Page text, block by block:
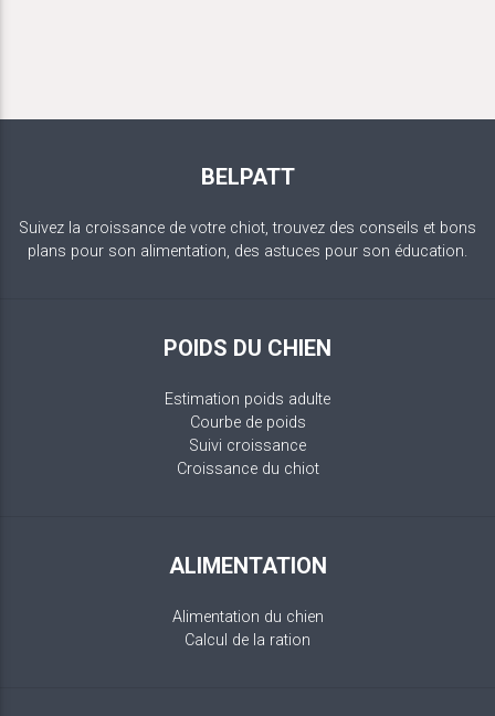
BELPATT
Suivez la croissance de votre chiot, trouvez des conseils et bons
plans pour son alimentation, des astuces pour son éducation.
POIDS DU CHIEN
Estimation poids adulte
Courbe de poids
Suivi croissance
Croissance du chiot
ALIMENTATION
Alimentation du chien
Calcul de la ration